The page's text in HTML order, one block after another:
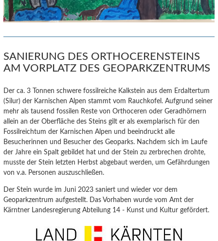
SANIERUNG DES ORTHOCERENSTEINS
AM VORPLATZ DES GEOPARKZENTRUMS
Der ca. 3 Tonnen schwere fossilreiche Kalkstein aus dem Erdaltertum
(Silur) der Karnischen Alpen stammt vom Rauchkofel.Aufgrund seiner
mehr als tausend fossilen Reste von Orthoceren oder Geradhörnern
allein an der Oberfläche des Steins gilt er als exemplarisch für den
Fossilreichtum der Karnischen Alpen und beeindruckt alle
Besucherinnen und Besucher des Geoparks. Nachdem sich im Laufe
der Jahre ein Spalt gebildet hat und der Stein zu zerbrechen drohte,
musste der Stein letzten Herbst abgebaut werden, um Gefährdungen
von v.a. Personen auszuschließen.
Der Stein wurde im Juni 2023 saniert und wieder vor dem
Geoparkzentrum aufgestellt. Das Vorhaben wurde vom Amt der
Kärntner Landesregierung Abteilung 14 - Kunst und Kultur gefördert.